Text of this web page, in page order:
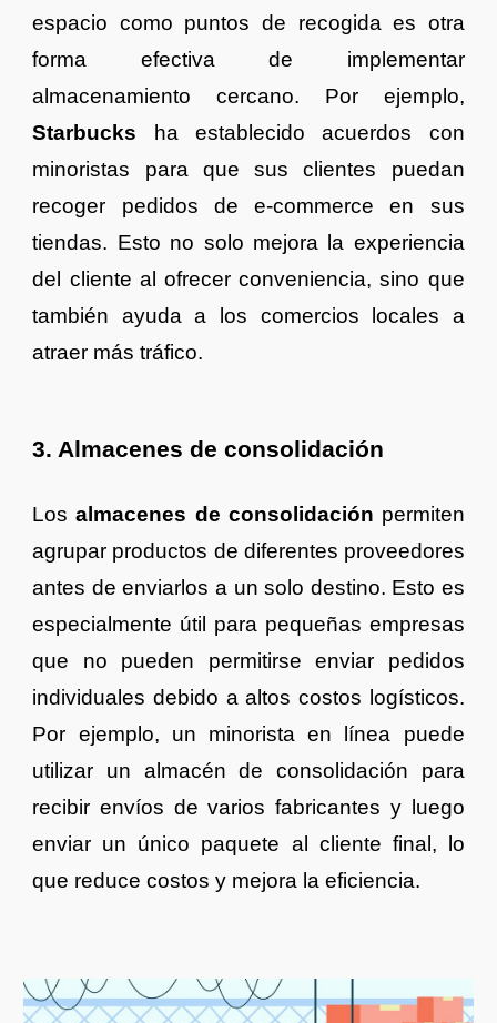
espacio como puntos de recogida es otra
forma efectiva de implementar
almacenamiento cercano. Por ejemplo,
Starbucks
ha establecido acuerdos con
minoristas para que sus clientes puedan
recoger pedidos de e-commerce en sus
tiendas. Esto no solo mejora la experiencia
del cliente al ofrecer conveniencia, sino que
también ayuda a los comercios locales a
atraer más tráfico.
3. Almacenes de consolidación
Losalmacenes de consolidación permiten
agrupar productos de diferentes proveedores
antes de enviarlos a un solo destino. Esto es
especialmente útil para pequeñas empresas
que no pueden permitirse enviar pedidos
individuales debido a altos costos logísticos.
Por ejemplo, un minorista en línea puede
utilizar un almacén de consolidación para
recibir envíos de varios fabricantes y luego
enviar un único paquete al cliente final, lo
que reduce costos y mejora la eficiencia.